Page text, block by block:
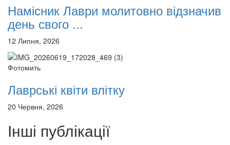
Намісник Лаври молитовно відзначив
день свого ...
12 Липня, 2026
Фотомить
Лаврські квіти влітку
20 Червня, 2026
Інші публікації